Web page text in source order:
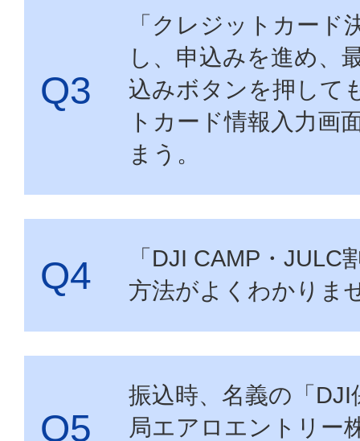
「クレジットカード
し、申込みを進め、
込みボタンを押して
トカード情報入力画
まう。
「DJI CAMP・JULC
方法がよくわかりま
振込時、名義の「DJI
局エアロエントリー